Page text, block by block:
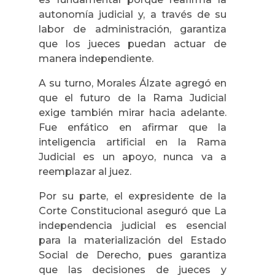
autonomía judicial y, a través de su
labor de administración, garantiza
que los jueces puedan actuar de
manera independiente.
A su turno, Morales Álzate agregó en
que el futuro de la Rama Judicial
exige también mirar hacia adelante.
Fue enfático en afirmar que la
inteligencia artificial en la Rama
Judicial es un apoyo, nunca va a
reemplazar al juez.
Por su parte, el expresidente de la
Corte Constitucional aseguró que La
independencia judicial es esencial
para la materialización del Estado
Social de Derecho, pues garantiza
que las decisiones de jueces y